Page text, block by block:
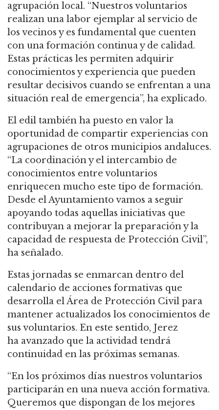
agrupación local. “Nuestros voluntarios
realizan una labor ejemplar al servicio de
los vecinos y es fundamental que cuenten
con una formación continua y de calidad.
Estas prácticas les permiten adquirir
conocimientos y experiencia que pueden
resultar decisivos cuando se enfrentan a una
situación real de emergencia”, ha explicado.
El edil también ha puesto en valor la
oportunidad de compartir experiencias con
agrupaciones de otros municipios andaluces.
“La coordinación y el intercambio de
conocimientos entre voluntarios
enriquecen mucho este tipo de formación.
Desde el Ayuntamiento vamos a seguir
apoyando todas aquellas iniciativas que
contribuyan a mejorar la preparación y la
capacidad de respuesta de Protección Civil”,
ha señalado.
Estas jornadas se enmarcan dentro del
calendario de acciones formativas que
desarrolla el Área de Protección Civil para
mantener actualizados los conocimientos de
sus voluntarios. En este sentido, Jerez
ha avanzado que la actividad tendrá
continuidad en las próximas semanas.
“En los próximos días nuestros voluntarios
participarán en una nueva acción formativa.
Queremos que dispongan de los mejores